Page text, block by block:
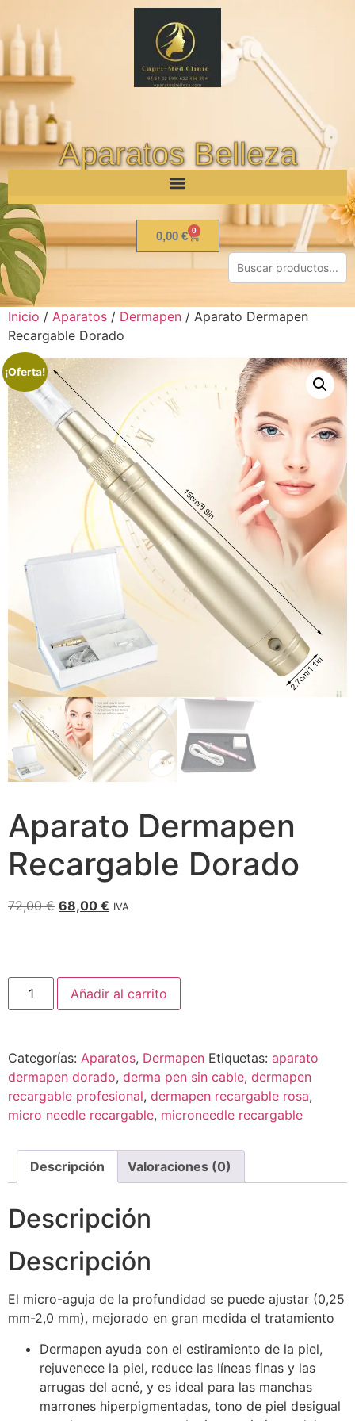
Aparatos Belleza
0,00 € 0
Inicio / Aparatos / Dermapen / Aparato Dermapen
Recargable Dorado
¡Oferta!
Aparato Dermapen
Recargable Dorado
72,00€ 68,00 € IVA
Añadir al carrito
Categorías: Aparatos, Dermapen Etiquetas: aparato
dermapen dorado, derma pen sin cable, dermapen
recargable profesional, dermapen recargable rosa,
micro needle recargable, microneedle recargable
Descripción Valoraciones (0)
Descripción
Descripción
El micro-aguja de la profundidad se puede ajustar (0,25
mm-2,0 mm), mejorado en gran medida el tratamiento
Dermapen ayuda con el estiramiento de la piel,
rejuvenece la piel, reduce las líneas finas y las
arrugas del acné, y es ideal para las manchas
marrones hiperpigmentadas, tono de piel desigual